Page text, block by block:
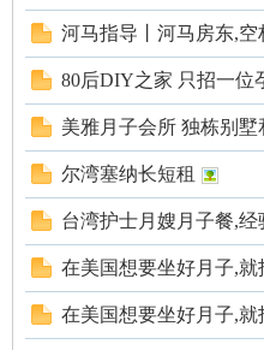
河马指导丨河马房东,空
80后DIY之家 只招一位
美雅月子会所 独栋别墅
尔湾塞纳长短租
台湾护士月嫂月子餐,
在美国想要坐好月子,就
在美国想要坐好月子,就